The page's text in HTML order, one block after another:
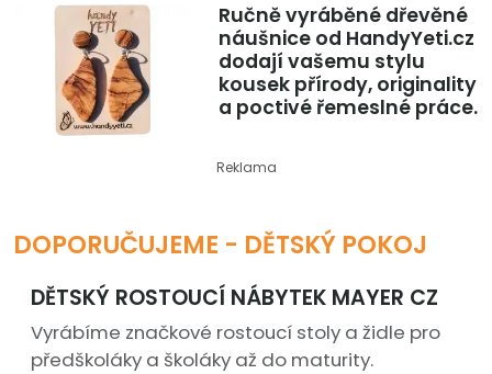
Ručně vyráběné dřevěné
náušnice od HandyYeti.cz
dodají vašemu stylu
kousek přírody, originality
a poctivé řemeslné práce.
Reklama
DOPORUČUJEME - DĚTSKÝ POKOJ
DĚTSKÝ ROSTOUCÍ NÁBYTEK MAYER CZ
Vyrábíme značkové rostoucí stoly a židle pro
předškoláky a školáky až do maturity.